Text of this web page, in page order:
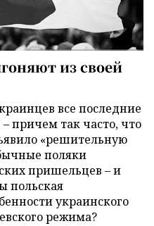
из своей
все последние
причем так часто, что
«решительную
поляки
пришельцев – и
польская
украинского
режима?